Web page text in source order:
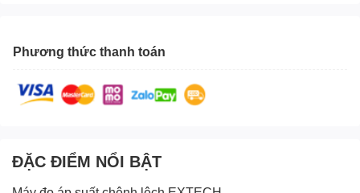
Phương thức thanh toán
ĐẶC ĐIỂM NỔI BẬT